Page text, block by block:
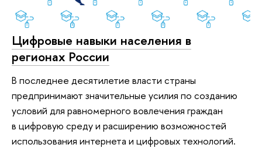
Цифровые навыки населения в
регионах России
В последнее десятилетие власти страны
предпринимают значительные усилия по созданию
условий для равномерного вовлечения граждан
в цифровую среду и расширению возможностей
использования интернета и цифровых технологий.